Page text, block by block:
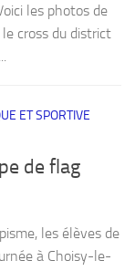
les photos de
cross du district
ET SPORTIVE
de flag
les élèves de
à Choisy-le-